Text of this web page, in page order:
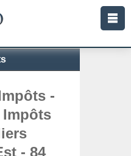
-
Impôts
- 84